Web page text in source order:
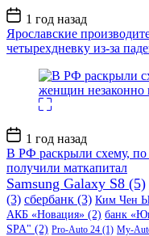
Дата
записи
1 год назад
Ярославские
четырехдневку из-за
Дата
записи
1 год назад
В РФ раскрыли схему,
получили маткапитал
Samsung Galaxy S8 (5)
(3) сбербанк (3) Ким Чен
АКБ «Новация» (2) банк
SPA" (2) Pro-Auto 24 (1) My-